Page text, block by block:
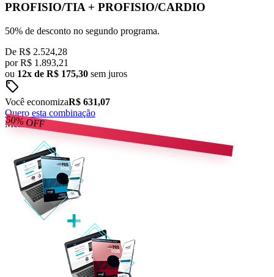
PROFISIO/TIA+ PROFISIO/CARDIO
50% de desconto no segundo programa.
De R$ 2.524,28
por R$ 1.893,21
ou 12x de R$ 175,30 sem juros
sell
Você economizaR$ 631,07
Quero esta combinação
Melhor Preço
50%OFF